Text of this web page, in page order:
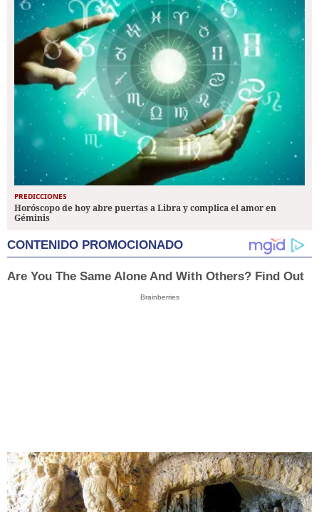
PREDICCIONES
Horóscopo de hoy abre puertas a Libra y complica el amor en
Géminis
CONTENIDO PROMOCIONADO
Are You The Same Alone And With Others? Find Out
Brainberries